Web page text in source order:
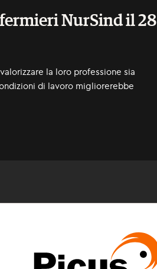
NurSind il 28
la loro professione sia
di lavoro migliorerebbe